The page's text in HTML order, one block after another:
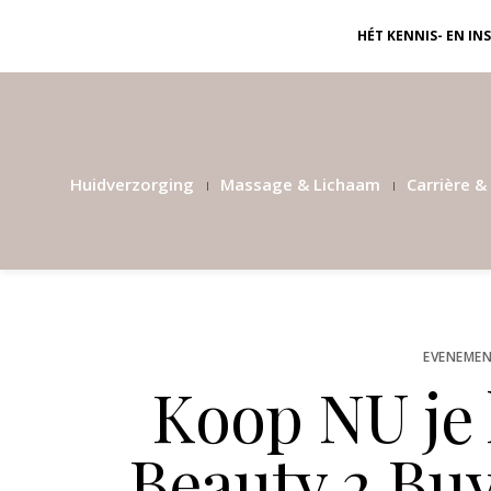
HÉT KENNIS- EN
Huidverzorging Massage & Lichaam Carrière
Koop NU